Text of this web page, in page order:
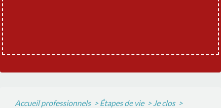
Accueil professionnels > Étapes de vie > Je clos >